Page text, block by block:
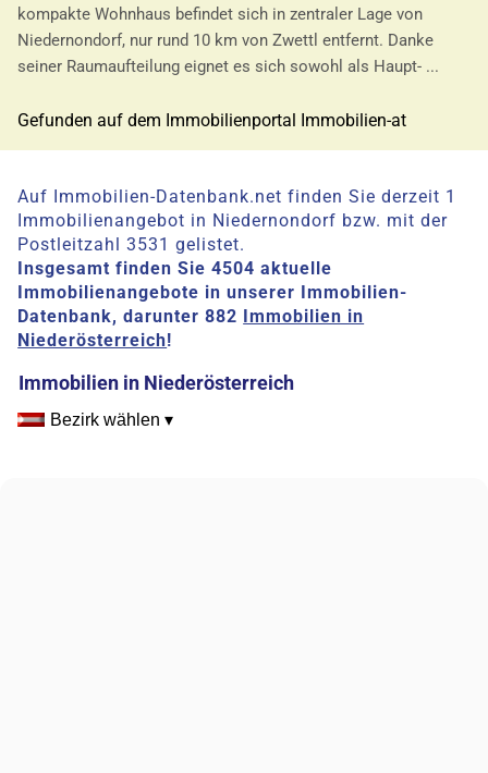
kompakte Wohnhaus befindet sich in zentraler Lage von
Niedernondorf, nur rund 10 km von Zwettl entfernt. Danke
seiner Raumaufteilung eignet es sich sowohl als Haupt- ...
Gefunden auf dem Immobilienportal Immobilien-at
Auf Immobilien-Datenbank.net finden Sie derzeit 1
Immobilienangebot in Niedernondorf bzw. mit der
Postleitzahl 3531 gelistet.
Insgesamt finden Sie 4504 aktuelle
Immobilienangebote in unserer Immobilien-
Datenbank, darunter 882
Immobilien in
Niederösterreich!
Immobilien in Niederösterreich
Bezirk wählen ▾